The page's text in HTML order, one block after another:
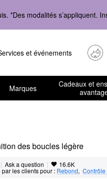
*Des modalités s’appliquent.
et événements
Marques
Cadeaux et
des boucles légère
| Ask a question | 16.6K
les clients pour : Rebond, Contrôle